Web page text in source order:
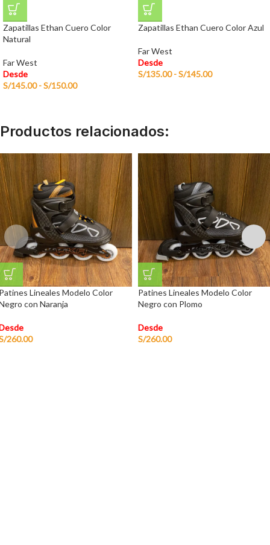
Zapatillas Ethan Cuero Color
Natural
Far West
Desde
S/145.00 -S/150.00
Zapatillas Ethan Cuero Color Azul
Far West
Desde
S/135.00 -S/145.00
Productos relacionados:
Lineales Modelo Color
con Naranja
260.00
Patines Lineales Modelo Color
Negro con Plomo
Desde
S/260.00